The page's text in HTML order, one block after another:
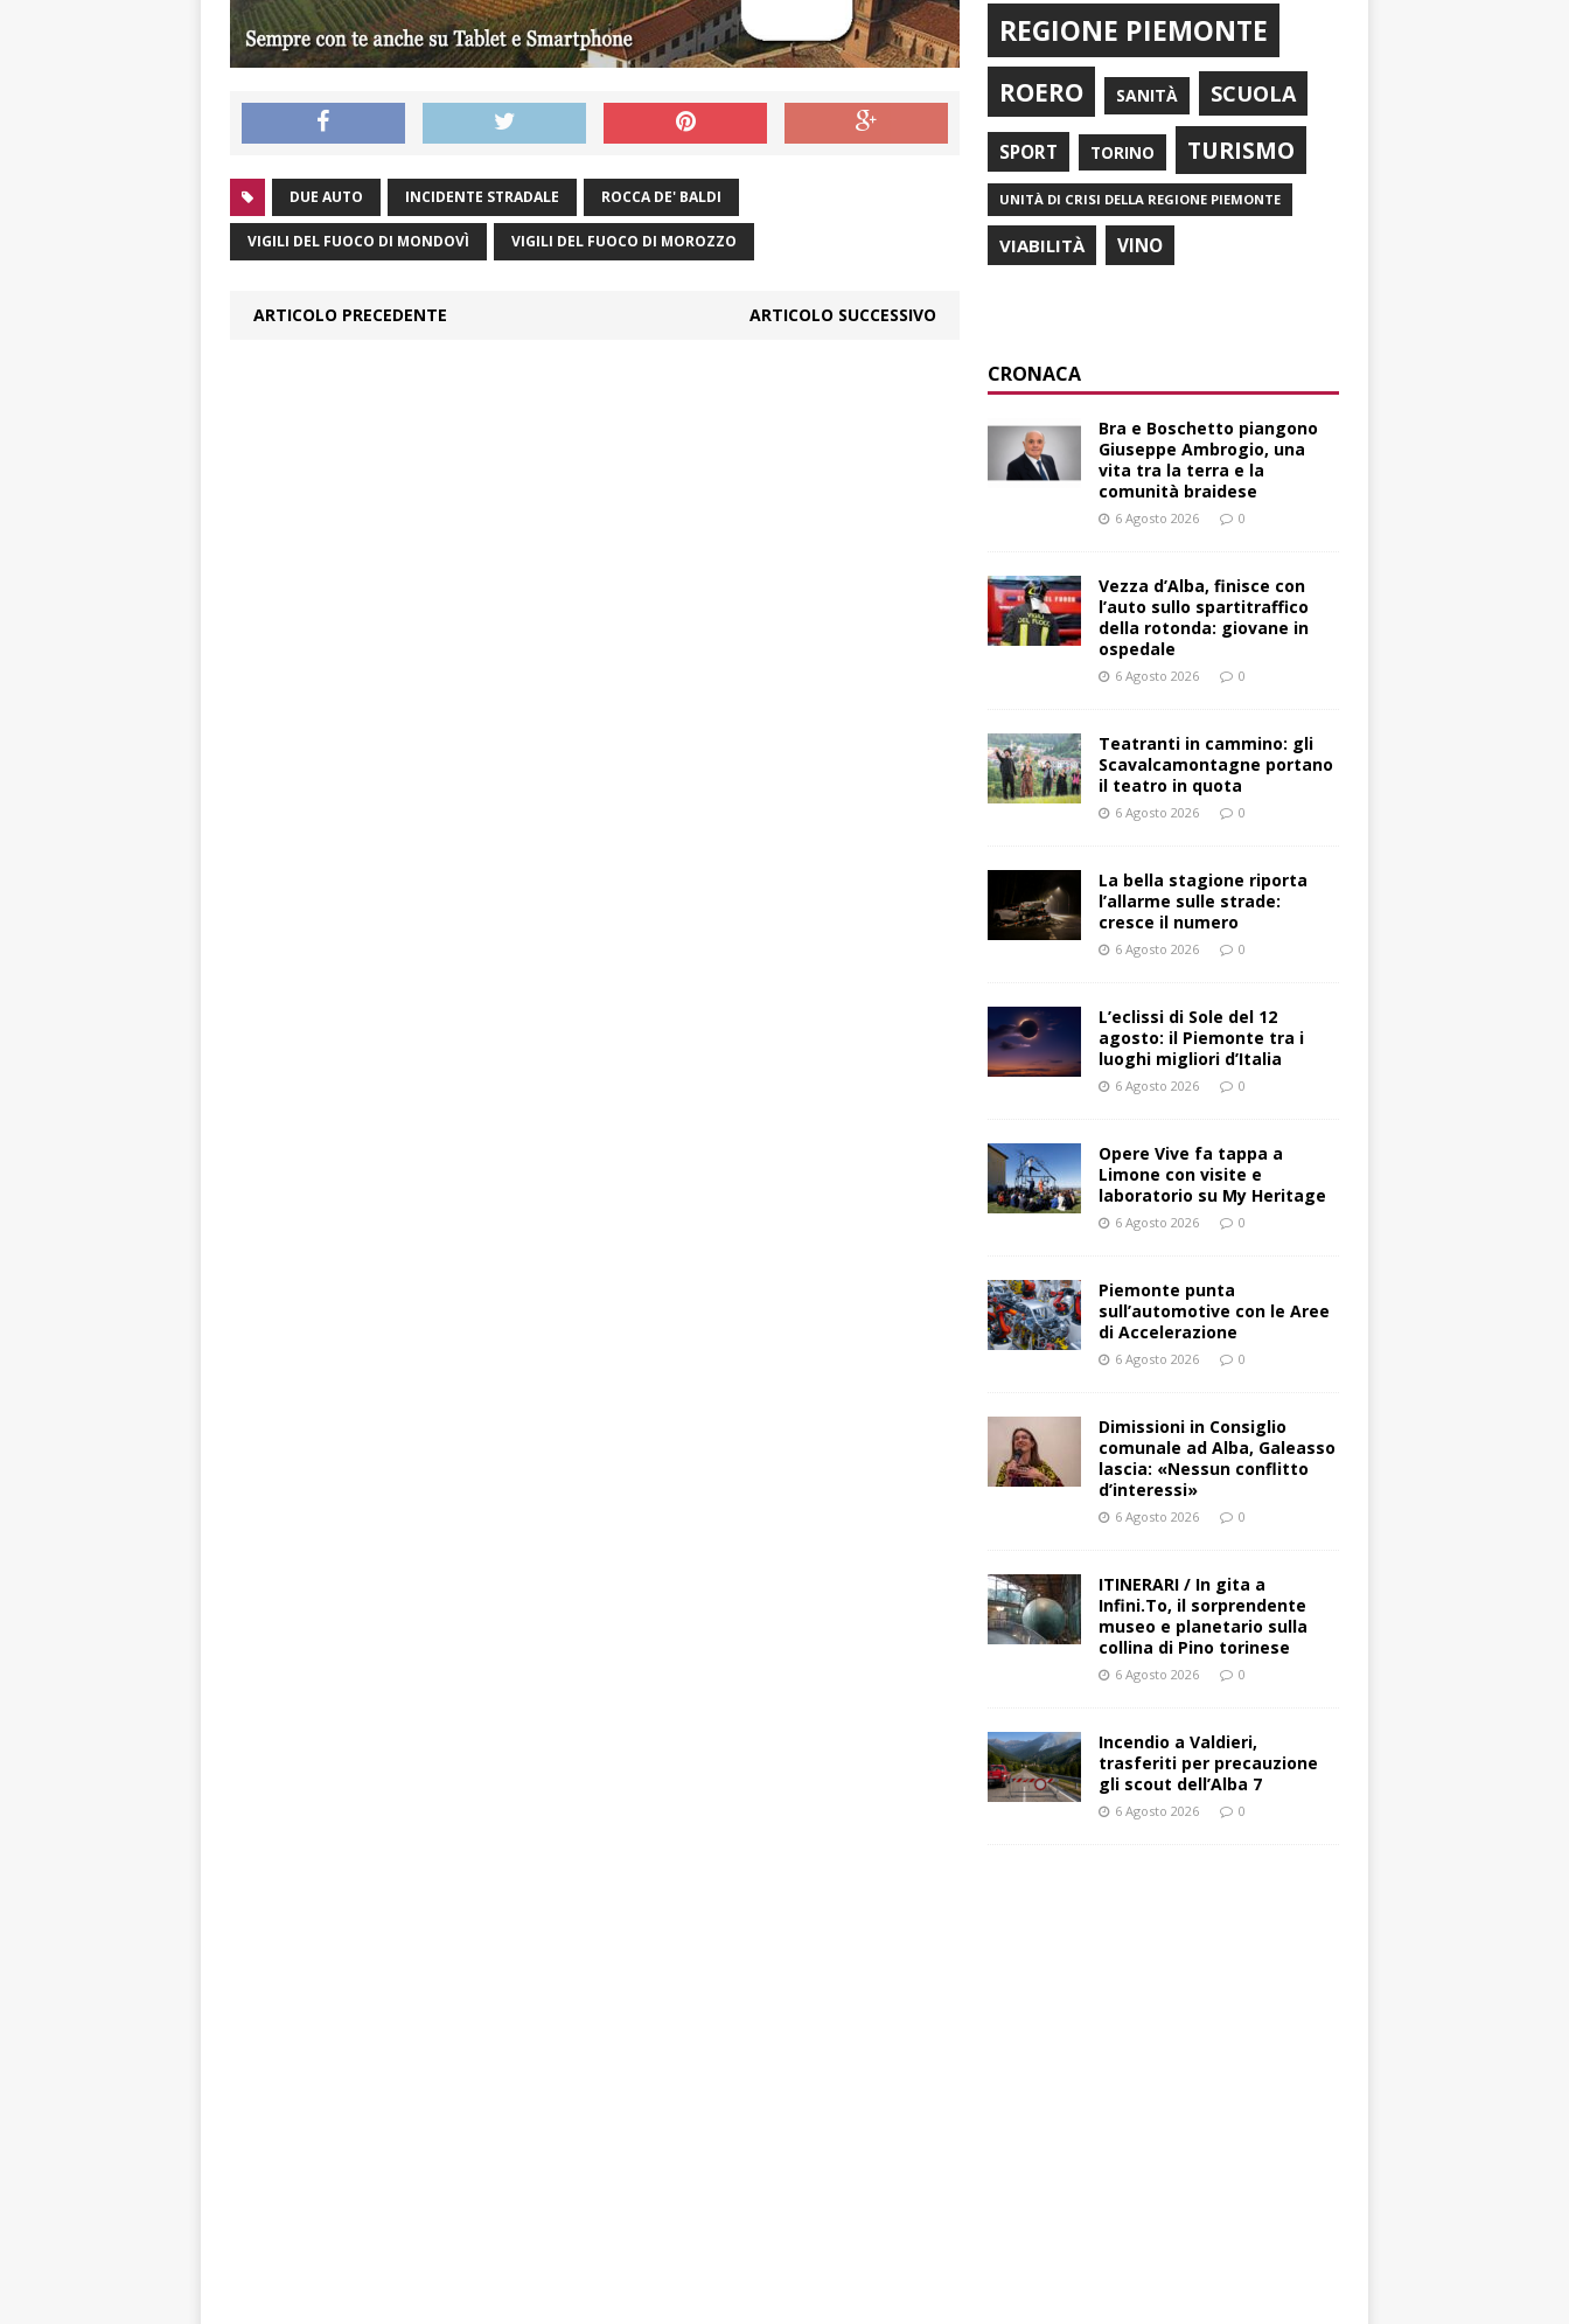
DUE AUTO INCIDENTE STRADALE ROCCA DE' BALDI
VIGILI DEL FUOCO DI MONDOVÌ VIGILI DEL FUOCO DI MOROZZO
ARTICOLO PRECEDENTE ARTICOLO SUCCESSIVO
REGIONE PIEMONTE
ROERO SANITÀ SCUOLA
SPORT TORINO TURISMO
UNITÀ DI CRISI DELLA REGIONE PIEMONTE
VIABILITÀ VINO
CRONACA
Bra e Boschetto piangono
Giuseppe Ambrogio, una
vita tra la terra e la
comunità braidese
6 Agosto 2026 0
Vezza d’Alba, finisce con
l’auto sullo spartitraffico
della rotonda: giovane in
ospedale
6 Agosto 2026 0
Teatranti in cammino: gli
Scavalcamontagne portano
il teatro in quota
6 Agosto 2026 0
La bella stagione riporta
l’allarme sulle strade:
cresce il numero
6 Agosto 2026 0
L’eclissi di Sole del 12
agosto: il Piemonte tra i
luoghi migliori d’Italia
6 Agosto 2026 0
Opere Vive fa tappa a
Limone con visite e
laboratorio su My Heritage
6 Agosto 2026 0
Piemonte punta
sull’automotive con le Aree
di Accelerazione
6 Agosto 2026 0
Dimissioni in Consiglio
comunale ad Alba, Galeasso
lascia: «Nessun conflitto
d’interessi»
6 Agosto 2026 0
ITINERARI / In gita a
Infini.To, il sorprendente
museo e planetario sulla
collina di Pino torinese
6 Agosto 2026 0
Incendio a Valdieri,
trasferiti per precauzione
gli scout dell’Alba 7
6 Agosto 2026 0